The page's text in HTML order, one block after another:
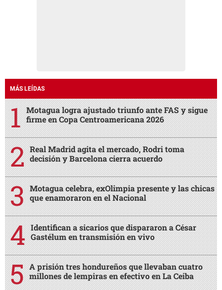
MÁS LEÍDAS
Motagua logra ajustado triunfo ante FAS y sigue
firme en Copa Centroamericana 2026
Real Madrid agita el mercado, Rodri toma
decisión y Barcelona cierra acuerdo
Motagua celebra, exOlimpia presente y las chicas
que enamoraron en el Nacional
Identifican a sicarios que dispararon a César
Gastélum en transmisión en vivo
A prisión tres hondureños que llevaban cuatro
millones de lempiras en efectivo en La Ceiba